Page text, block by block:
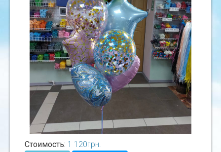
Стоимость: 1 120грн.